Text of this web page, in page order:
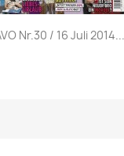
Vorschau
Nr.30 / 16 Juli 2014...